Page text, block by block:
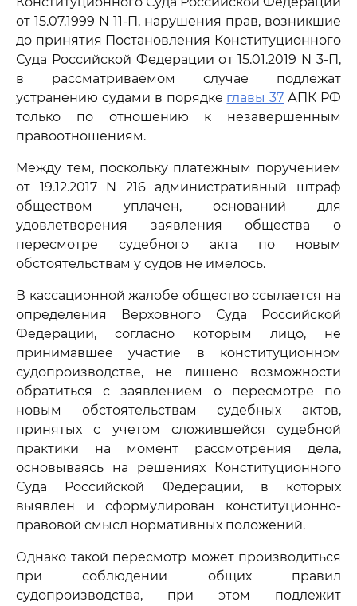
от 15.07.1999 N 11-П, нарушения прав, возникшие
до принятия Постановления Конституционного
Суда Российской Федерации от 15.01.2019 N 3-П,
в рассматриваемом случае подлежат
устранению судами в порядке главы 37 АПК РФ
только по отношению к незавершенным
правоотношениям.
Между тем, поскольку платежным поручением
от 19.12.2017 N 216 административный штраф
обществом уплачен, оснований для
удовлетворения заявления общества о
пересмотре судебного акта по новым
обстоятельствам у судов не имелось.
В кассационной жалобе общество ссылается на
определения Верховного Суда Российской
Федерации, согласно которым лицо, не
принимавшее участие в конституционном
судопроизводстве, не лишено возможности
обратиться с заявлением о пересмотре по
новым обстоятельствам судебных актов,
принятых с учетом сложившейся судебной
практики на момент рассмотрения дела,
основываясь на решениях Конституционного
Суда Российской Федерации, в которых
выявлен и сформулирован конституционно-
правовой смысл нормативных положений.
Однако такой пересмотр может производиться
при соблюдении общих правил
судопроизводства, при этом подлежит